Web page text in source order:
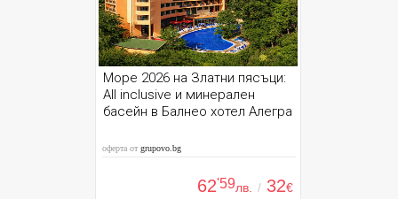
Море 2026 на Златни пясъци:
All inclusive и минерален
басейн в Балнео хотел Алегра
оферта отgrupovo.bg
62'59лв. / 32€